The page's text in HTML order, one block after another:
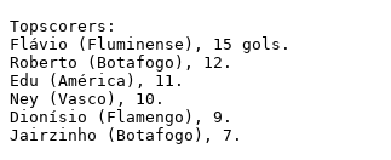
Topscorers:
Flávio (Fluminense), 15 gols.
Roberto (Botafogo), 12.
Edu (América), 11.
Ney (Vasco), 10.
Dionísio (Flamengo), 9.
Jairzinho (Botafogo), 7.